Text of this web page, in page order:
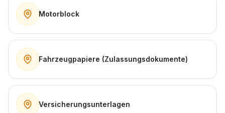
Motorblock
Fahrzeugpapiere (Zulassungsdokumente)
Versicherungsunterlagen